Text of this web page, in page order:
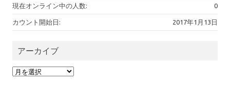
0
現在オンライン中の人数:
2017年1月13日
カウント開始日:
アーカイブ
アーカイブ